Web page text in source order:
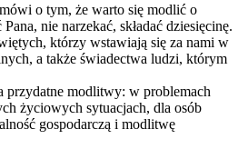
o tym, że warto się modlić o
nie narzekać, składać dziesięcinę.
którzy wstawiają się za nami w
a także świadectwa ludzi, którym
przydatne modlitwy: w problemach
życiowych sytuacjach, dla osób
gospodarczą i modlitwę